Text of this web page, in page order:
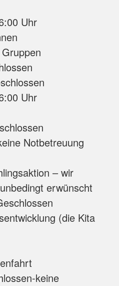
Uhr
Uhr
Notbetreuung
– wir
erwünscht
(die Kita
keine